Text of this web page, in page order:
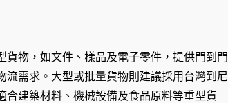
貨物，如文件、樣品及電子零件，提供門到門
需求。大型或批量貨物則建議採用台灣到尼
合建築材料、機械設備及食品原料等重型貨